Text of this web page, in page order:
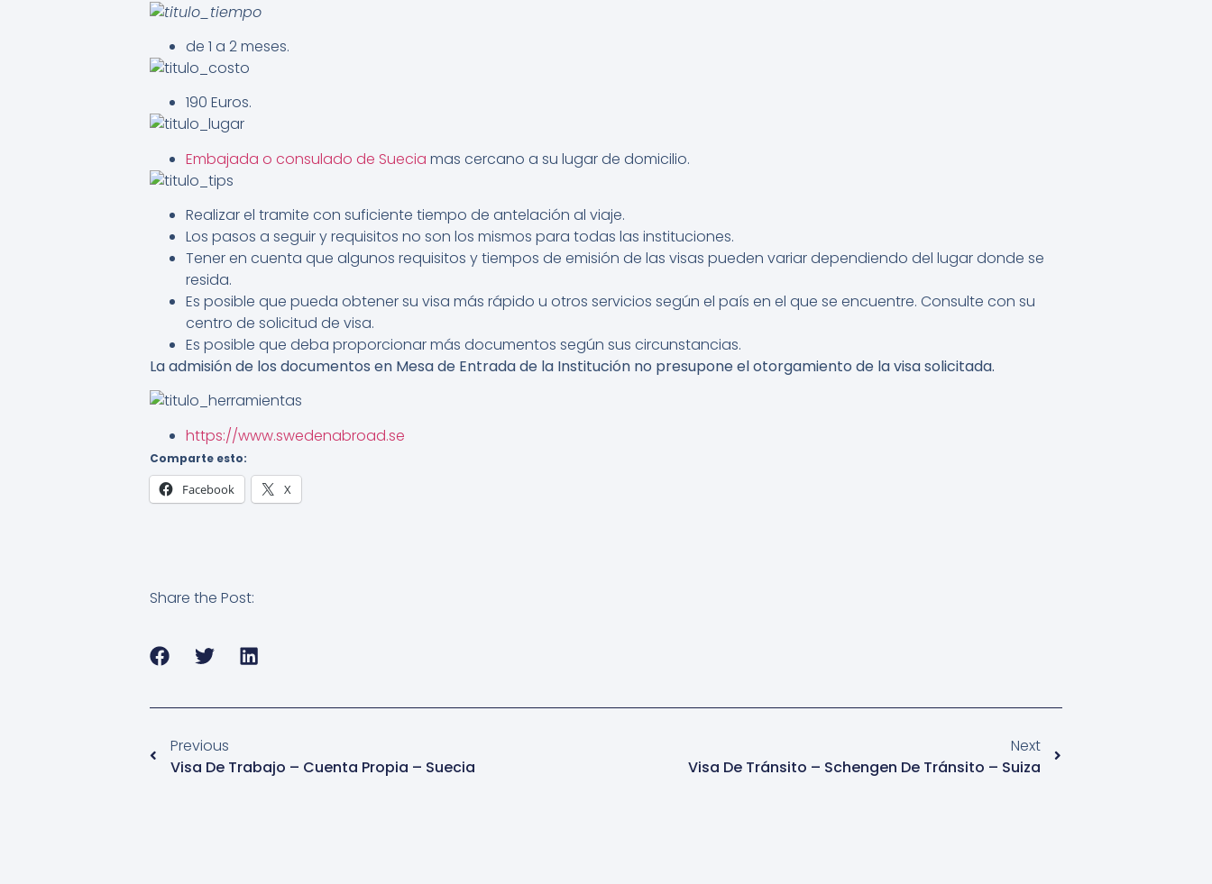
de 1 a 2 meses.
190 Euros.
Embajada o consulado de Suecia mas cercano a su lugar de domicilio.
Realizar el tramite con suficiente tiempo de antelación al viaje.
Los pasos a seguir y requisitos no son los mismos para todas las instituciones.
Tener en cuenta que algunos requisitos y tiempos de emisión de las visas pueden variar dependiendo del lugar donde se
resida.
Es posible que pueda obtener su visa más rápido u otros servicios según el país en el que se encuentre. Consulte con su
centro de solicitud de visa.
Es posible que deba proporcionar más documentos según sus circunstancias.
La admisión de los documentos en Mesa de Entrada de la Institución no presupone el otorgamiento de la visa solicitada.
https://www.swedenabroad.se
Comparte esto:
Facebook X
Share the Post:
Previous
Visa De Trabajo – Cuenta Propia – Suecia
Next
Visa De Tránsito – Schengen De Tránsito – Suiza